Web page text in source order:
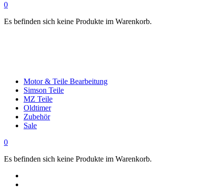
0
Es befinden sich keine Produkte im Warenkorb.
Motor & Teile Bearbeitung
Simson Teile
MZ Teile
Oldtimer
Zubehör
Sale
0
Es befinden sich keine Produkte im Warenkorb.